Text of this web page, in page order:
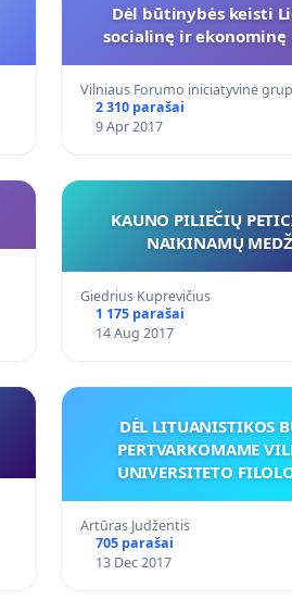
Dėl būtinybės keisti
socialinę ir
Vilniaus Forumo iniciatyvinė
2 310 parašai
9 Apr 2017
KAUNO PILIEČIŲ
NAIKINAMŲ
Giedrius Kuprevičius
1 175 parašai
14 Aug 2017
DĖL LITUANISTIKOS
PERTVARKOMAME
UNIVERSITETO
Artūras Judžentis
705 parašai
13 Dec 2017